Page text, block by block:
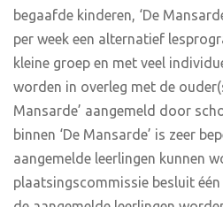
begaafde kinderen, ‘De
per week een alternatief
kleine groep en met veel
worden in overleg met de
Mansarde’ aangemeld door
binnen ‘De Mansarde’ is zeer
aangemelde leerlingen kunnen
plaatsingscommissie besluit